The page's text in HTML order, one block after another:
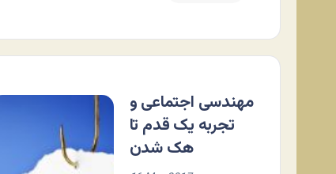
مهندسی اجتماعی و
تجربه یک قدم تا
هک شدن